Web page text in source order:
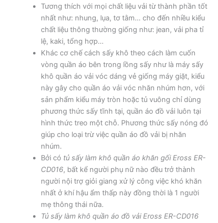
Tương thích với mọi chất liệu vải từ thành phần tốt
nhất như: nhung, lụa, tơ tằm… cho đến nhiều kiểu
chất liệu thông thường giống như: jean, vải pha tỉ
lệ, kaki, tổng hợp…
Khác cơ chế cách sấy khô theo cách làm cuốn
vòng quần áo bên trong lồng sấy như là máy sấy
khô quần áo vải vóc dáng vẻ giống máy giặt, kiểu
này gây cho quần áo vải vóc nhăn nhúm hơn, với
sản phẩm kiểu máy tròn hoặc tủ vuông chỉ dùng
phương thức sấy tĩnh tại, quần áo đồ vải luôn tại
hình thức treo một chỗ. Phương thức sấy nóng đó
giúp cho loại trừ việc quần áo đồ vải bị nhăn
nhúm.
Bởi có tủ sấy làm khô quần áo khăn gối Eross ER-
CD016, bất kể người phụ nữ nào đều trở thành
người nội trợ giỏi giang xử lý công việc khó khăn
nhất ở khí hậu ẩm thấp này đồng thời là 1 người
mẹ thông thái nữa.
Tủ sấy làm khô quần áo đồ vải Eross ER-CD016